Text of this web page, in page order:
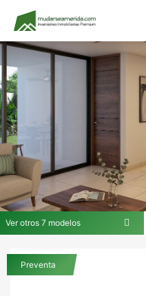
Ver otros 7 modelos
Preventa
En Gran